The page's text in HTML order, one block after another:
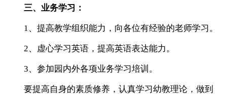
三、业务学习：
1、提高教学组织能力，向各位有经验的老师学习。
2、虚心学习英语，提高英语表达能力。
3、参加园内外各项业务学习培训。
要提高自身的素质修养，认真学习幼教理论，做到